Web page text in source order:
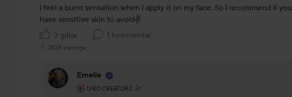
av
5
I feel a burnt sensation when I apply it on my face. So I recommend if you
have sensitive skin to avoid✌️
2 gillar
1 kommentar
2428 visningar
Emelie
LYKO CREATOR
Användarens roll: Lyko Creator.
2 år
Kommentaren lades 2 år